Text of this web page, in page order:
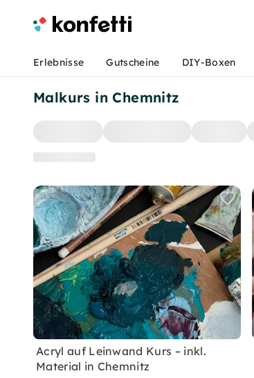
Malkurs in Chemnitz
Acryl auf Leinwand Kurs – inkl.
Material in Chemnitz
Erlebnisse Gutscheine DIY-Boxen